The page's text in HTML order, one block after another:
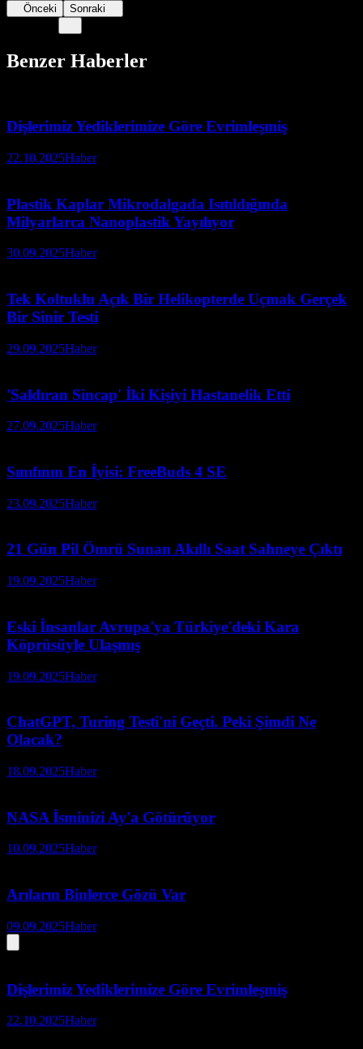
Önceki Sonraki
Benzer Haberler
Dişlerimiz Yediklerimize Göre Evrimleşmiş
22.10.2025Haber
Plastik Kaplar Mikrodalgada Isıtıldığında
Milyarlarca Nanoplastik Yayılıyor
30.09.2025Haber
Tek Koltuklu Açık Bir Helikopterde Uçmak Gerçek
Bir Sinir Testi
29.09.2025Haber
'Saldıran Sincap' İki Kişiyi Hastanelik Etti
27.09.2025Haber
Sınıfının En İyisi: FreeBuds 4 SE
23.09.2025Haber
21 Gün Pil Ömrü Sunan Akıllı Saat Sahneye Çıktı
19.09.2025Haber
Eski İnsanlar Avrupa'ya Türkiye'deki Kara
Köprüsüyle Ulaşmış
19.09.2025Haber
ChatGPT, Turing Testi'ni Geçti. Peki Şimdi Ne
Olacak?
18.09.2025Haber
NASA İsminizi Ay'a Götürüyor
10.09.2025Haber
Arıların Binlerce Gözü Var
09.09.2025Haber
Dişlerimiz Yediklerimize Göre Evrimleşmiş
22.10.2025Haber